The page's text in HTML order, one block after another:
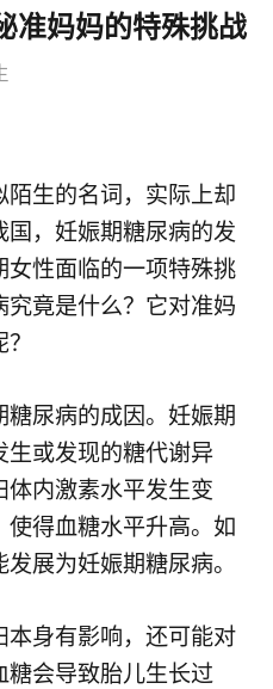
准妈妈的特殊挑战
生的名词，实际上却
国，妊娠期糖尿病的发
性面临的一项特殊挑
竟是什么？它对准妈
尿病的成因。妊娠期
或发现的糖代谢异
内激素水平发生变
得血糖水平升高。如
展为妊娠期糖尿病。
身有影响，还可能对
会导致胎儿生长过